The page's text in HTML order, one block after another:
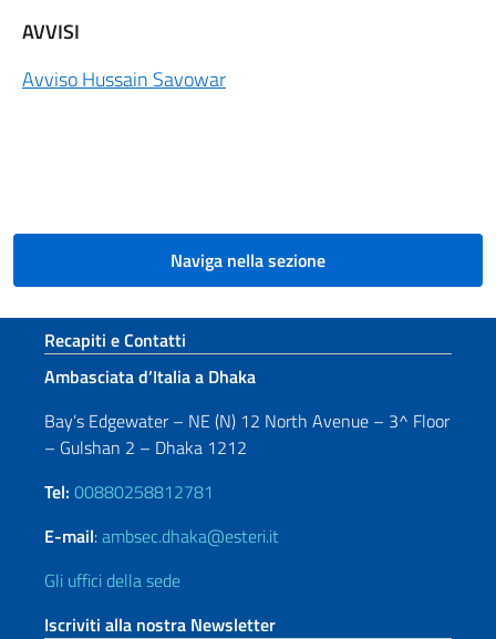
AVVISI
Avviso Hussain Savowar
Naviga nella sezione
Sezione footer
Recapiti e Contatti
Ambasciata d’Italia a Dhaka
Bay’s Edgewater – NE (N) 12 North Avenue – 3^ Floor
– Gulshan 2 – Dhaka 1212
Tel: 00880258812781
E-mail:ambsec.dhaka@esteri.it
Gli uffici della sede
Iscriviti alla nostra Newsletter